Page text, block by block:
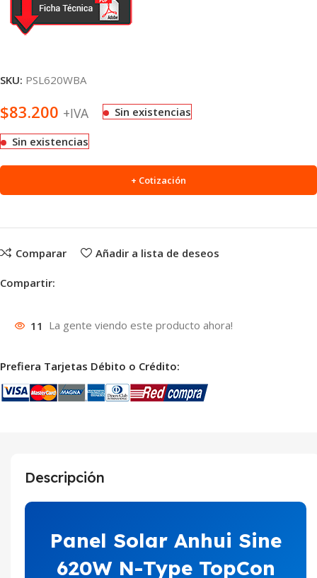
SKU: PSL620WBA
$83.200 +IVA Sin existencias
Sin existencias
+ Cotización
Comparar Añadir a lista de deseos
Compartir:
11 La gente viendo este producto ahora!
Prefiera Tarjetas Débito o Crédito:
Descripción
Panel Solar Anhui Sine
620W N-Type TopCon